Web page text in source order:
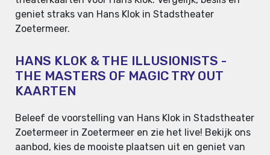
geniet straks van Hans Klok in Stadstheater
Zoetermeer.
HANS KLOK & THE ILLUSIONISTS -
THE MASTERS OF MAGIC TRY OUT
KAARTEN
Beleef de voorstelling van Hans Klok in Stadstheater
Zoetermeer in Zoetermeer en zie het live! Bekijk ons
aanbod, kies de mooiste plaatsen uit en geniet van